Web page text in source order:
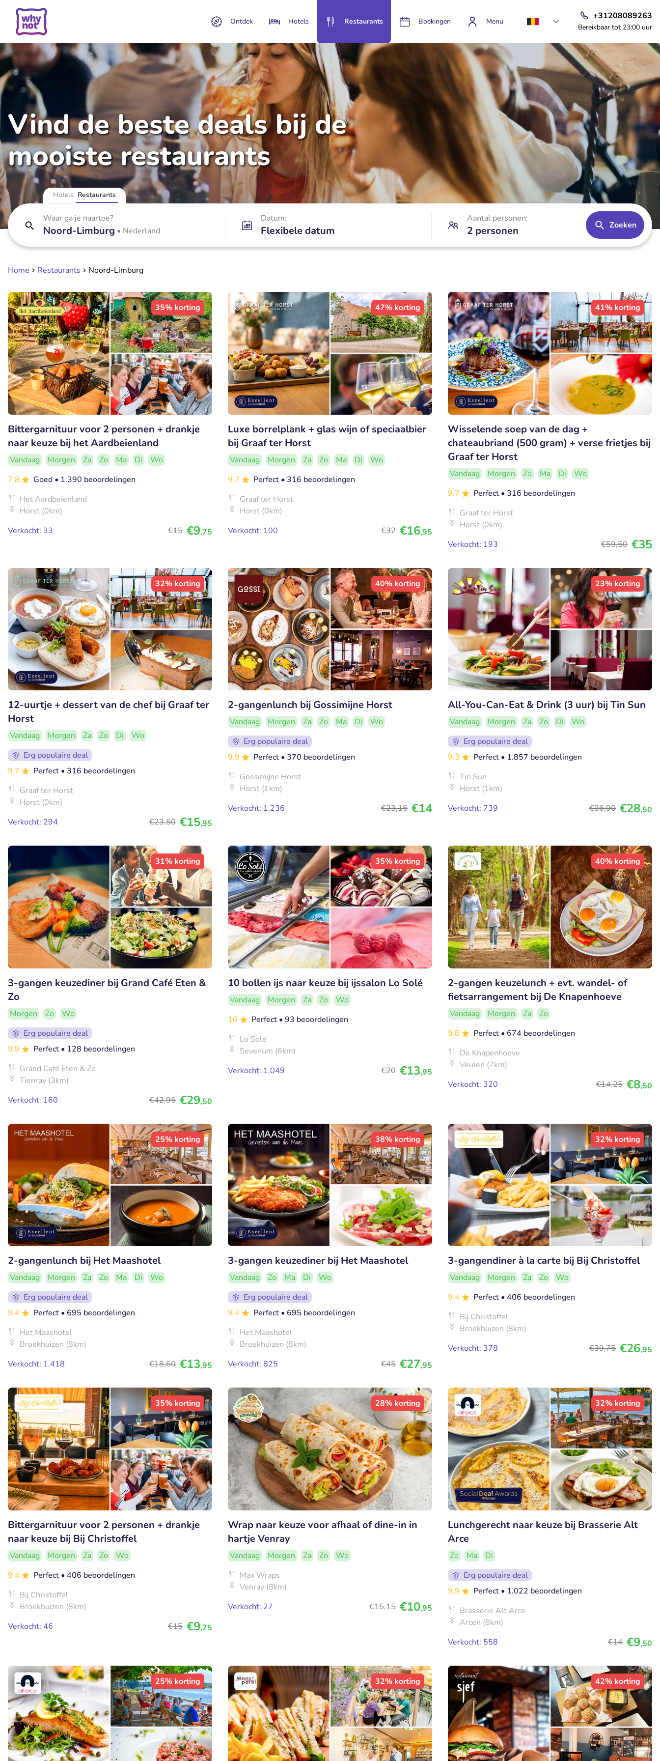
Ontdek Hotels Restaurants Boekingen Menu
+31208089263
Bereikbaar tot 23:00 uur
Vind de beste deals bij de
mooiste restaurants
Hotels Restaurants
Waar ga je naartoe?
Noord-Limburg • Nederland
Datum:
Flexibele datum
Aantal personen:
2 personen Zoeken
Home Restaurants Noord-Limburg
35% korting
Bittergarnituur voor 2 personen + drankje
naar keuze bij het Aardbeienland
Vandaag Morgen Za Zo Ma Di
Wo
7.8
Goed • 1.390 beoordelingen
Het Aardbeienland
Horst (0km)
Verkocht: 33
€15 €9,75
47% korting
Luxe borrelplank + glas wijn of speciaalbier
bij Graaf ter Horst
Vandaag Morgen Za Zo Ma Di
Wo
9.7
Perfect • 316 beoordelingen
Graaf ter Horst
Horst (0km)
Verkocht: 100
€32 €16,95
41% korting
Wisselende soep van de dag +
chateaubriand (500 gram) + verse frietjes bij
Graaf ter Horst
Vandaag Morgen Zo Ma Di
Wo
9.7
Perfect • 316 beoordelingen
Graaf ter Horst
Horst (0km)
Verkocht: 193
€59,50 €35
32% korting
12-uurtje + dessert van de chef bij Graaf ter
Horst
Vandaag Morgen Za Zo Di
Wo
Erg populaire deal
9.7
Perfect • 316 beoordelingen
Graaf ter Horst
Horst (0km)
Verkocht: 294
€23,50 €15,95
40% korting
2-gangenlunch bij Gossimijne Horst
Vandaag Morgen Za Zo Ma Di
Wo
Erg populaire deal
9.9
Perfect • 370 beoordelingen
Gossimijne Horst
Horst (1km)
Verkocht: 1.236
€23,15 €14
23% korting
All-You-Can-Eat & Drink (3 uur) bij Tin Sun
Vandaag Morgen Za Zo Di
Wo
Erg populaire deal
9.3
Perfect • 1.857 beoordelingen
Tin Sun
Horst (1km)
Verkocht: 739
€36,90 €28,50
31% korting
3-gangen keuzediner bij Grand Café Eten &
Zo
Morgen Zo
Wo
Erg populaire deal
9.9
Perfect • 128 beoordelingen
Grand Café Eten & Zo
Tienray (3km)
Verkocht: 160
€42,95 €29,50
35% korting
10 bollen ijs naar keuze bij ijssalon Lo Solé
Vandaag Morgen Za Zo
Wo
10
Perfect • 93 beoordelingen
Lo Solé
Sevenum (6km)
Verkocht: 1.049
€20 €13,95
40% korting
2-gangen keuzelunch + evt. wandel- of
fietsarrangement bij De Knapenhoeve
Vandaag Morgen Za
Zo
9.8
Perfect • 674 beoordelingen
De Knapenhoeve
Veulen (7km)
Verkocht: 320
€14,25 €8,50
25% korting
2-gangenlunch bij Het Maashotel
Vandaag Morgen Za Zo Ma Di
Wo
Erg populaire deal
9.4
Perfect • 695 beoordelingen
Het Maashotel
Broekhuizen (8km)
Verkocht: 1.418
€18,60 €13,95
38% korting
3-gangen keuzediner bij Het Maashotel
Vandaag Zo Ma Di
Wo
Erg populaire deal
9.4
Perfect • 695 beoordelingen
Het Maashotel
Broekhuizen (8km)
Verkocht: 825
€45 €27,95
32% korting
3-gangendiner à la carte bij Bij Christoffel
Vandaag Morgen Za Zo
Wo
9.4
Perfect • 406 beoordelingen
Bij Christoffel
Broekhuizen (8km)
Verkocht: 378
€39,75 €26,95
35% korting
Bittergarnituur voor 2 personen + drankje
naar keuze bij Bij Christoffel
Vandaag Morgen Za Zo
Wo
9.4
Perfect • 406 beoordelingen
Bij Christoffel
Broekhuizen (8km)
Verkocht: 46
€15 €9,75
28% korting
Wrap naar keuze voor afhaal of dine-in in
hartje Venray
Vandaag Morgen Za Zo
Wo
Max Wraps
Venray (8km)
Verkocht: 27
€15,15 €10,95
32% korting
Lunchgerecht naar keuze bij Brasserie Alt
Arce
Zo Ma
Di
Erg populaire deal
9.9
Perfect • 1.022 beoordelingen
Brasserie Alt Arce
Arcen (8km)
Verkocht: 558
€14 €9,50
25% korting 32% korting 42% korting